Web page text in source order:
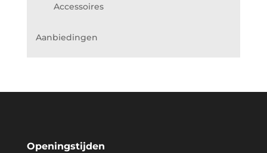
Accessoires
Aanbiedingen
Openingstijden